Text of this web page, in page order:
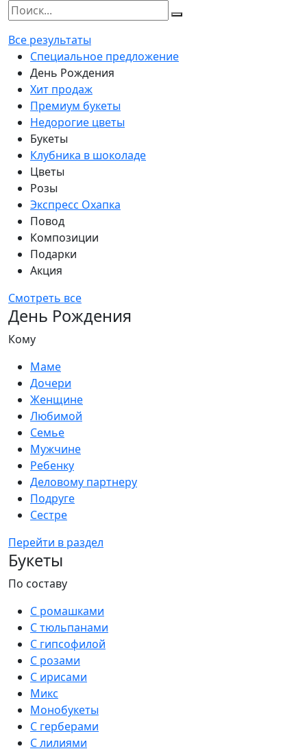
Все результаты
Специальное предложение
День Рождения
Хит продаж
Премиум букеты
Недорогие цветы
Букеты
Клубника в шоколаде
Цветы
Розы
Экспресс Охапка
Повод
Композиции
Подарки
Акция
Смотреть все
День Рождения
Кому
Маме
Дочери
Женщине
Любимой
Семье
Мужчине
Ребенку
Деловому партнеру
Подруге
Сестре
Перейти в раздел
Букеты
По составу
С ромашками
С тюльпанами
С гипсофилой
С розами
С ирисами
Микс
Монобукеты
С герберами
С лилиями